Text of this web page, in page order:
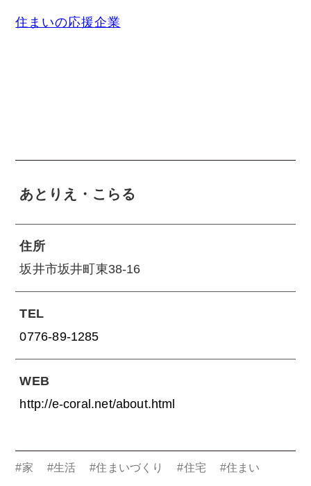
住まいの応援企業
あとりえ・こらる
住所
坂井市坂井町東38-16
TEL
0776-89-1285
WEB
http://e-coral.net/about.html
#家 #生活 #住まいづくり #住宅 #住まい